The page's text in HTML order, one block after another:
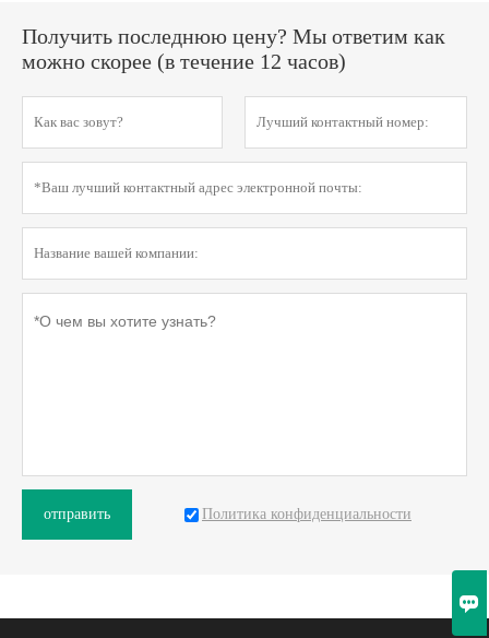
Получить последнюю цену? Мы ответим как
можно скорее (в течение 12 часов)
отправить Политика конфиденциальности
